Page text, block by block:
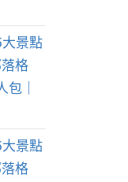
景點
格
包｜
景點
格